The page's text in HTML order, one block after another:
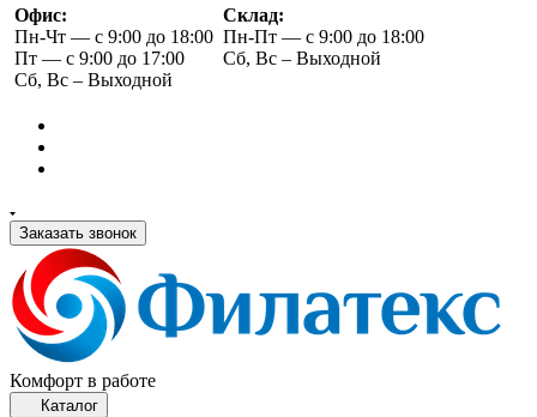
Офис:
Пн-Чт — с 9:00 до 18:00
Пт — с 9:00 до 17:00
Сб, Вс – Выходной
Склад:
Пн-Пт — с 9:00 до 18:00
Сб, Вс – Выходной
Заказать звонок
Комфорт в работе
Каталог